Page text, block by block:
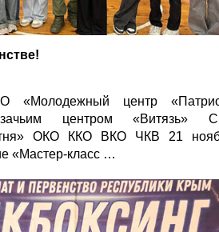
«Молодежный центр
центром «Витязь»
ОКО ККО ВКО ЧКВ 21
«Мастер-класс …